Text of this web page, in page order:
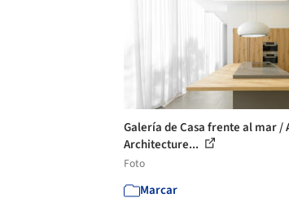
Galería de Casa frente al mar /
Architecture...
Foto
Marcar